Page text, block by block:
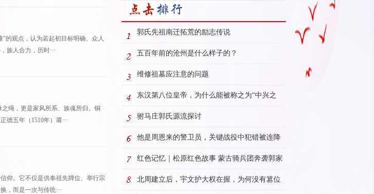
的观点，认为若起初目标明确、众人
族人合力，历时···
绳，更是家风所系、族魂所归。铜
五年（1510年）莆···
仰。它不仅是供奉祖先牌位、举行宗
，而是一次与传统···
郭氏先祖南迁拓荒的励志传说
五百年前的沧州是什么样子的？
维修祖墓应注意的问题
东汉第八位皇帝，为什么能被称之为“中兴之
主”？
驸马庄郭氏源流探讨
他是周恩来的警卫员，关键战役中犯错被连降
五级，后成开国大校
红色记忆｜松原红色故事 蒙古骑兵团奔袭郭家
店
北周建立后，宇文护大权在握，为何没有篡位